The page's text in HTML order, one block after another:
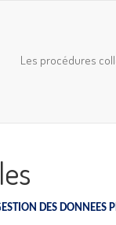
Les procédures
DES DONNEES